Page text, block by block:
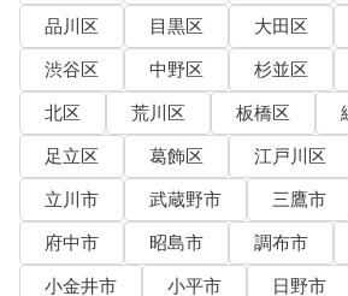
品川区
目黒区 大田区
渋谷区
中野区 杉並区
北区
荒川区 板橋区
足立区
葛飾区 江戸川区
立川市
武蔵野市 三鷹市
府中市
昭島市 調布市
小金井市
小平市 日野市